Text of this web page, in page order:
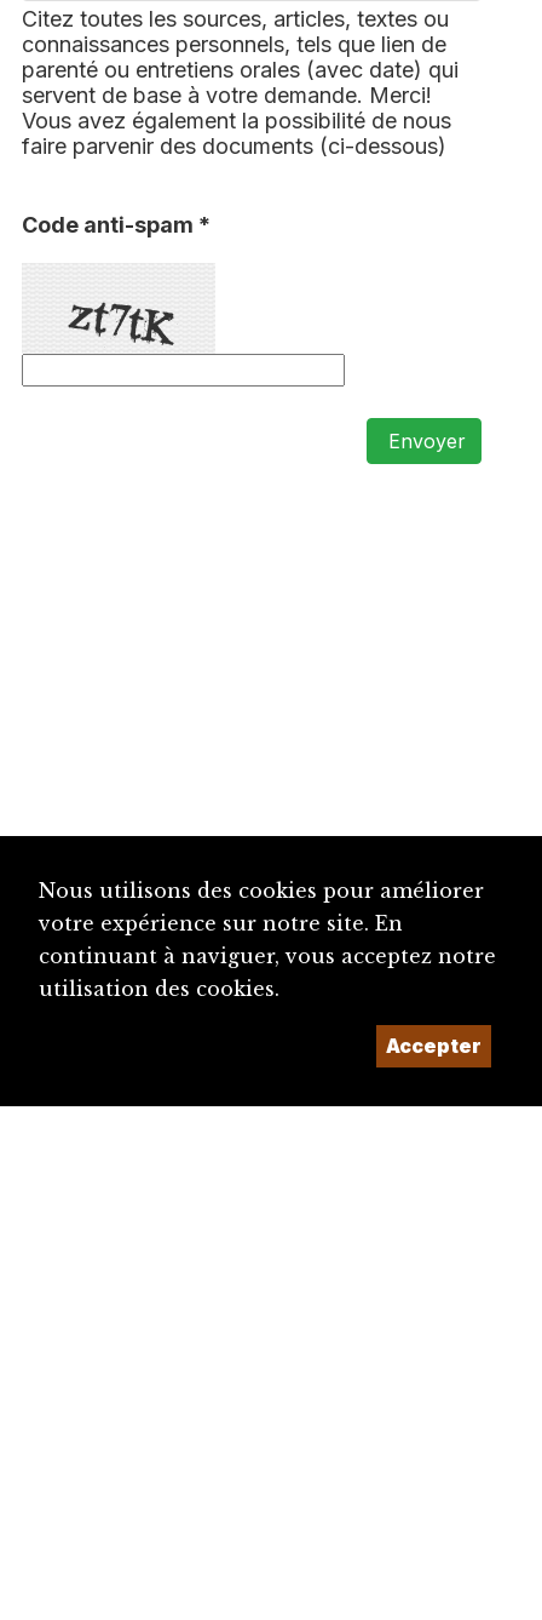
Citez toutes les sources, articles, textes ou
connaissances personnels, tels que lien de
parenté ou entretiens orales (avec date) qui
servent de base à votre demande. Merci!
Vous avez également la possibilité de nous
faire parvenir des documents (ci-dessous)
Code anti-spam *
Envoyer
Nous utilisons des cookies pour améliorer
votre expérience sur notre site. En
continuant à naviguer, vous acceptez notre
utilisation des cookies.
Accepter